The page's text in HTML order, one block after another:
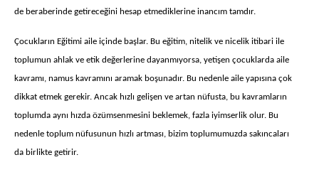
de beraberinde getireceğini hesap etmediklerine inancım tamdır.
Çocukların Eğitimi aile içinde başlar. Bu eğitim, nitelik ve nicelik itibari ile
toplumun ahlak ve etik değerlerine dayanmıyorsa, yetişen çocuklarda aile
kavramı, namus kavramını aramak boşunadır. Bu nedenle aile yapısına çok
dikkat etmek gerekir. Ancak hızlı gelişen ve artan nüfusta, bu kavramların
toplumda aynı hızda özümsenmesini beklemek, fazla iyimserlik olur. Bu
nedenle toplum nüfusunun hızlı artması, bizim toplumumuzda sakıncaları
da birlikte getirir.